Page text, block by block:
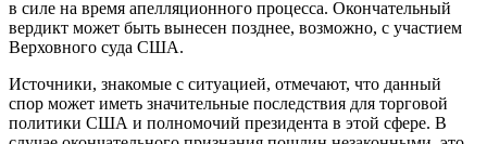
в силе на время апелляционного процесса. Окончательный
вердикт может быть вынесен позднее, возможно, с участием
Верховного суда США.
Источники, знакомые с ситуацией, отмечают, что данный
спор может иметь значительные последствия для торговой
политики США и полномочий президента в этой сфере. В